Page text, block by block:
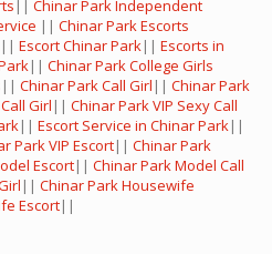
|| Chinar Park Independent
|| Chinar Park Escorts
|| Escort Chinar Park|| Escorts in
|| Chinar Park College Girls
|| Chinar Park Call Girl || Chinar Park
Girl || Chinar Park VIP Sexy Call
|| Escort Service in Chinar Park||
Park VIP Escort|| Chinar Park
Escort|| Chinar Park Model Call
|| Chinar Park Housewife
Escort||